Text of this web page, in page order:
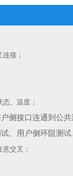
接；
、温度；
侧接口连通到公
、用户侧环阻测试
交叉；